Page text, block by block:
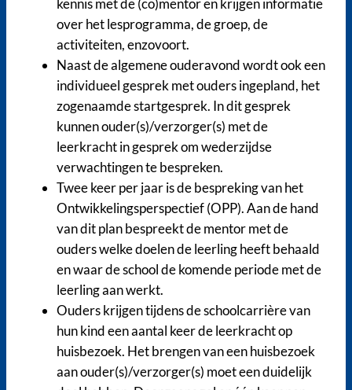
kennis met de (co)mentor en krijgen informatie
over het lesprogramma, de groep, de
activiteiten, enzovoort.
Naast de algemene ouderavond wordt ook een
individueel gesprek met ouders ingepland, het
zogenaamde startgesprek. In dit gesprek
kunnen ouder(s)/verzorger(s) met de
leerkracht in gesprek om wederzijdse
verwachtingen te bespreken.
Twee keer per jaar is de bespreking van het
Ontwikkelingsperspectief (OPP). Aan de hand
van dit plan bespreekt de mentor met de
ouders welke doelen de leerling heeft behaald
en waar de school de komende periode met de
leerling aan werkt.
Ouders krijgen tijdens de schoolcarrière van
hun kind een aantal keer de leerkracht op
huisbezoek. Het brengen van een huisbezoek
aan ouder(s)/verzorger(s) moet een duidelijk